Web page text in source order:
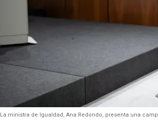
La ministra de Igualdad, Ana Redondo, presenta una